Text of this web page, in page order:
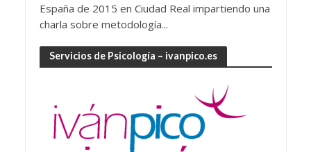
España de 2015 en Ciudad Real impartiendo una
charla sobre metodología...
Servicios de Psicología – ivanpico.es